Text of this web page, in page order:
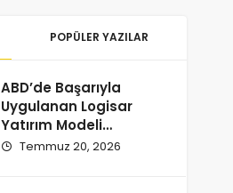
POPÜLER YAZILAR
ABD’de Başarıyla
Uygulanan Logisar
Yatırım Modeli
Türkiye’ye Geliyor
Temmuz 20, 2026